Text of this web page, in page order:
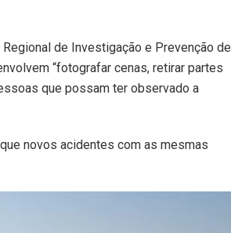
de Investigação e Prevenção de
“fotografar cenas, retirar partes
que possam ter observado a
novos acidentes com as mesmas